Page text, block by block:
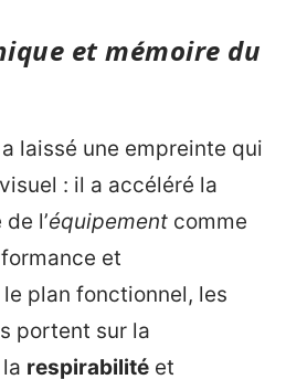
et mémoire du
laissé une empreinte qui
: il a accéléré la
l’équipement comme
et
plan fonctionnel, les
portent sur la
la respirabilité et